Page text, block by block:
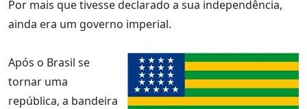
Por mais que tivesse declarado a sua independência,
ainda era um governo imperial.
Após o Brasil se
tornar uma
república, a bandeira